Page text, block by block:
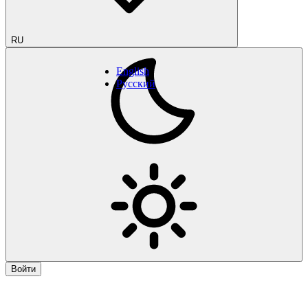
RU
English
Русский
Войти